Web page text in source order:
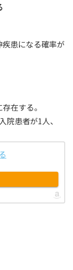
患になる確率が
在する。
院患者が1人、